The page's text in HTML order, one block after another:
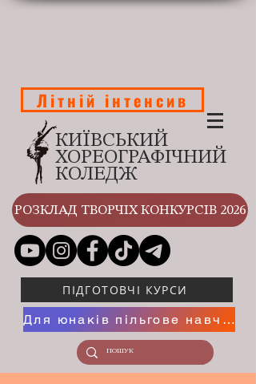
КИЇВСЬКИЙ
ХОРЕОГРАФІЧНИЙ
КОЛЕДЖ
Літній інтенсив
РОЗКЛАД ТВОРЧІХ КОНКУРСІВ 2026
ПІДГОТОВЧІ КУРСИ
Для юнаків пільгове навчання